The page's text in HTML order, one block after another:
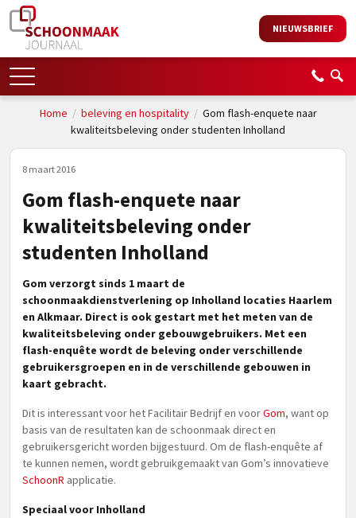
NIEUWSBRIEF
Home / beleving en hospitality/ Gom flash-enquete naar
kwaliteitsbeleving onder studenten Inholland
8 maart 2016
Gom flash-enquete naar
kwaliteitsbeleving onder
studenten Inholland
Gom verzorgt sinds 1 maart de
schoonmaakdienstverlening op Inholland locaties Haarlem
en Alkmaar. Direct is ook gestart met het meten van de
kwaliteitsbeleving onder gebouwgebruikers. Met een
flash-enquête wordt de beleving onder verschillende
gebruikersgroepen en in de verschillende gebouwen in
kaart gebracht.
Dit is interessant voor het Facilitair Bedrijf en voorGom, want op
basis van de resultaten kan de schoonmaak direct en
gebruikersgericht worden bijgestuurd. Om de flash-enquête af
te kunnen nemen, wordt gebruikgemaakt van Gom’s innovatieve
SchoonR applicatie.
Speciaal voor Inholland